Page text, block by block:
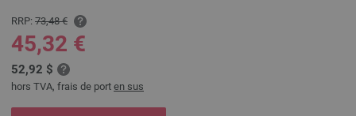
RRP: 73,48 €
45,32 €
52,92 $
hors TVA, frais de port en sus